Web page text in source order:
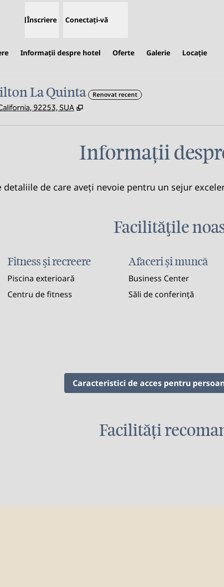
Înscriere Conectați-vă
Informații despre hotel Oferte Galerie Locaţie
La Quinta Renovat recent
92253, SUA ,
Informații
detaliile de care aveți nevoie pentru un sejur
Facilităţile
Fitness şi recreere
Piscina exterioară
Centru de fitness
Afaceri și muncă
Business Center
Săli de conferință
Caracteristici de acces pentru
Facilități